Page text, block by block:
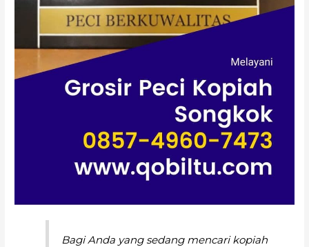
Bagi Anda yang sedang mencari kopiah